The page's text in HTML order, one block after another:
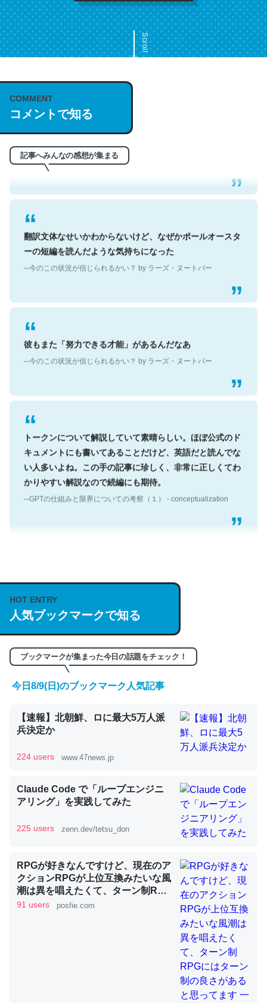
Scroll
COMMENT
コメントで知る
記事へみんなの感想が集まる
これは名文。彼はとてもクレバーなんだろうなと凄く思
う。英語少しでも読める人は原文もお勧め。自分はこの流
れ好き。Let’s Fucking Go. Then Covid hit. Shit.
─今のこの状況が信じられるかい？ by ラーズ・ヌートバー
翻訳文体なせいかわからないけど、なぜかポールオースタ
ーの短編を読んだような気持ちになった
彼もまた「努力できる才能」があるんだなあ
トークンについて解説していて素晴らしい。ほぼ公式のド
キュメントにも書いてあることだけど、英語だと読んでな
い人多いよね。この手の記事に珍しく、非常に正しくてわ
かりやすい解説なので続編にも期待。
説してる記事が少ないので貴重な良記事。/続編来た
https://isobe324649.hatenablog.com/entry/2023/03/27
/064121
─GPTの仕組みと限界についての考察（１） - conceptualization
くらい。小説でいう「ずっと前の伏線」は回収されないけ
ど、短期記憶というには多い分量。進化すればするほど分
かりやすく強くなりそう
コオロギのカルシウム分はエビの600分の1程度。
─ニュース :: 【研究発表】昆虫学の大問題＝「昆虫はなぜ海にいな
いのか」に関する新仮説
論文では「淡水はカルシウムも酸素も不足してて両方に不
利だから両方が拮抗してるのでは」とあって面白い。海に
いる鋏角類（カブトガニ・ウミグモ）はカルシウムを使わ
HOT ENTRY
人気ブックマークで知る
ブックマークが集まった今日の話題をチェック！
今日8/9(日)のブックマーク人気記事
【速報】北朝鮮、ロに最大5万人派
兵決定か
224 users www.47news.jp
Claude Code で「ループエンジニ
アリング」を実践してみた
225 users zenn.dev/tetsu_don
RPGが好きなんですけど、現在のア
クションRPGが上位互換みたいな風
潮は異を唱えたくて、ターン制RPG
にはターン制の良さがあると思って
91 users posfie.com